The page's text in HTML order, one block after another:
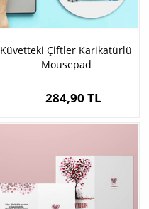
Küvetteki Çiftler Karikatürlü
Mousepad
284,90 TL